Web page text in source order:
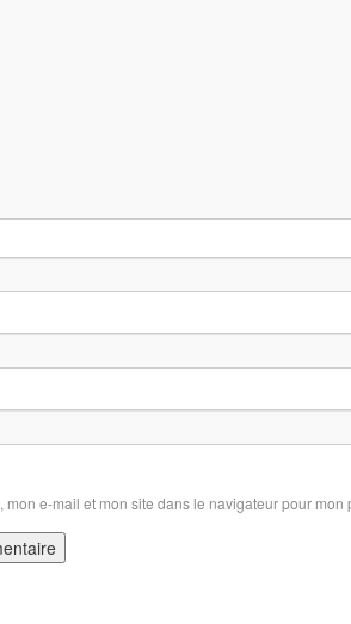
mon e-mail et mon site dans le navigateur pour